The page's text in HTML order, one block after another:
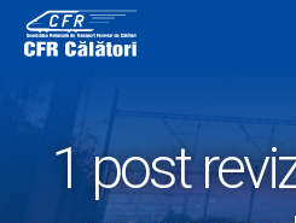
content
1 post